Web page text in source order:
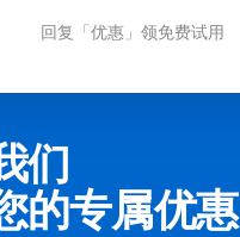
们
的专属优惠
回复「优惠」领免费试用